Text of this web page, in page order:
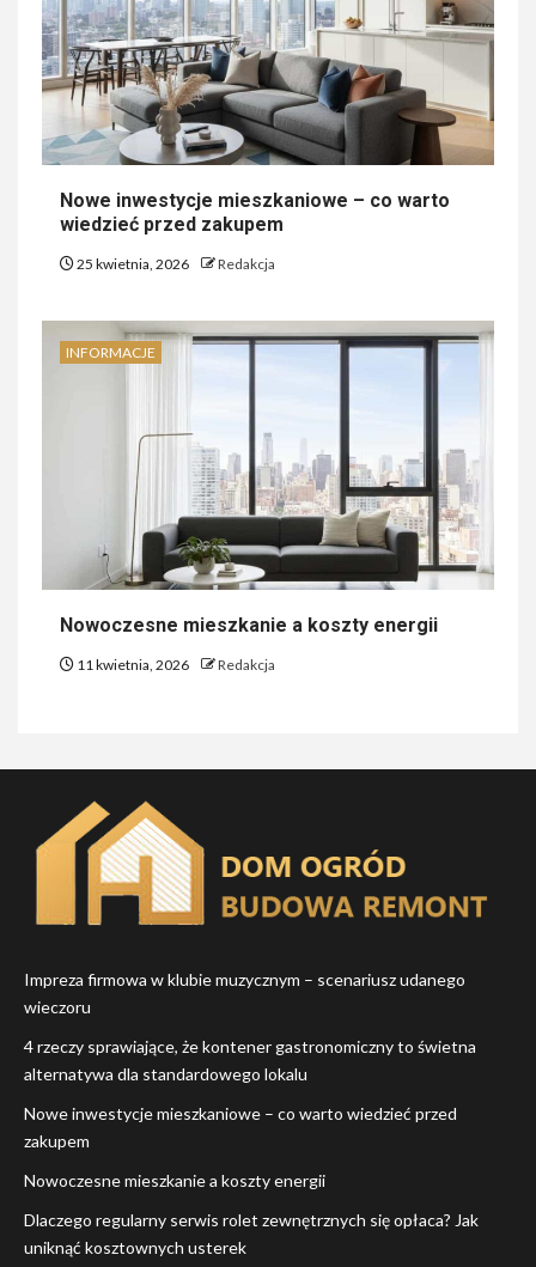
Nowe inwestycje mieszkaniowe – co warto
wiedzieć przed zakupem
25 kwietnia, 2026 Redakcja
INFORMACJE
Nowoczesne mieszkanie a koszty energii
11 kwietnia, 2026 Redakcja
Impreza firmowa w klubie muzycznym – scenariusz udanego
wieczoru
4 rzeczy sprawiające, że kontener gastronomiczny to świetna
alternatywa dla standardowego lokalu
Nowe inwestycje mieszkaniowe – co warto wiedzieć przed
zakupem
Nowoczesne mieszkanie a koszty energii
Dlaczego regularny serwis rolet zewnętrznych się opłaca? Jak
uniknąć kosztownych usterek